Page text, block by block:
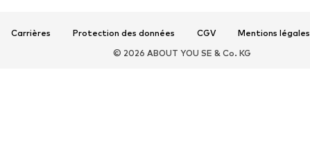
Carrières Protection des données CGV Mentions légales
© 2026 ABOUT YOU SE & Co. KG